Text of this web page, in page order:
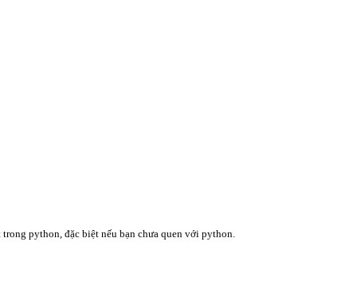
python, đặc biệt nếu bạn chưa quen với python.